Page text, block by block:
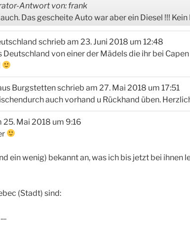
Antwort von: frank
Das gescheite Auto war aber ein Diesel !!! Kein
schrieb am 23. Juni 2018 um 12:48
Deutschland von einer der Mädels die ihr bei
Burgstettenschrieb am 27. Mai 2018 um 17:51
auch vorhand u Rückhand üben.
25. Mai 2018 um 9:16
ein wenig) bekannt an, was ich bis jetzt bei ihnen
(Stadt) sind: